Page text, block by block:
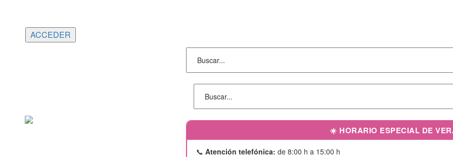
☀️ HORARIO ESPECIAL DE
📞 Atención telefónica: de 8:00 h a 15:00 h